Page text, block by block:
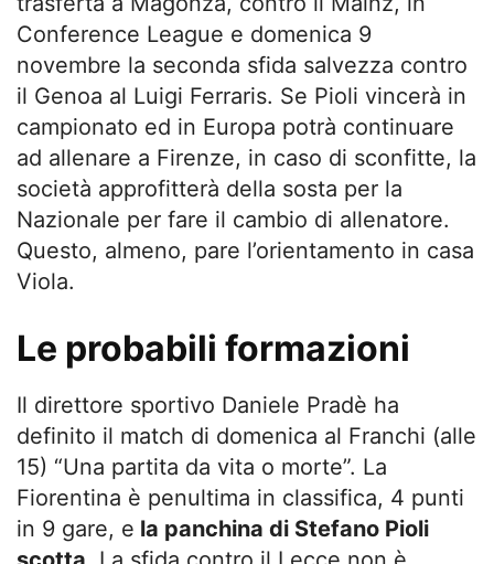
Conference League e domenica 9
novembre la seconda sfida salvezza contro
il Genoa al Luigi Ferraris. Se Pioli vincerà in
campionato ed in Europa potrà continuare
ad allenare a Firenze, in caso di sconfitte, la
società approfitterà della sosta per la
Nazionale per fare il cambio di allenatore.
Questo, almeno, pare l’orientamento in casa
Viola.
Le probabili formazioni
Il direttore sportivo Daniele Pradè ha
definito il match di domenica al Franchi (alle
15) “Una partita da vita o morte”. La
Fiorentina è penultima in classifica, 4 punti
in 9 gare, e la panchina di Stefano Pioli